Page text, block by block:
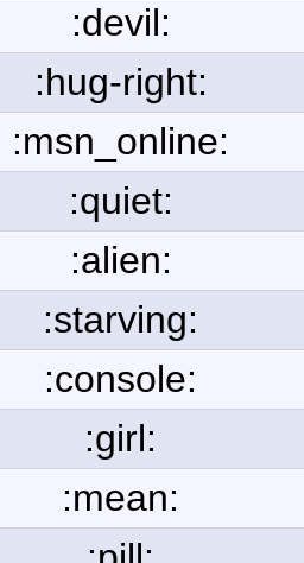
:devil:
:hug-right:
:msn_online:
:quiet:
:alien:
:starving:
:console:
:girl:
:mean: